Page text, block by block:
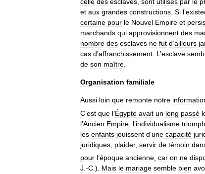
et aux grandes constructions Si l’
certaine pour le Nouvel Empire et
marchands qui approvisionnent des
nombre des esclaves ne fut d’ailleurs
cas d’affranchissement L ’esclave
de son maître
Organisation familiale
Aussi loin que remonte notre
C’est que l’Égypte avait un long passé
l’Ancien Empire l’individualisme
les enfants jouissent d’une capacité
juridiques plaider, servir de témoin
pour l’époque ancienne car on ne
J .-C .). Mais le mariage semble bien